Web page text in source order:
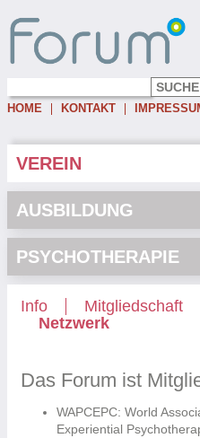
HOME KONTAKT
VEREIN
AUSBILDUNG
PSYCHOTHERAPIE
Info Mitgliedschaft
Netzwerk
Das Forum ist
WAPCEPC: World
Experiential